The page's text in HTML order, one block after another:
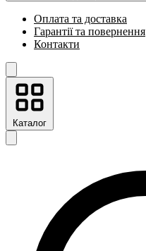
Оплата та доставка
Гарантії та повернення
Контакти
Каталог